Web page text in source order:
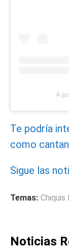
A
Te podría
como
Sigue las
Temas: Chiquis
Noticias